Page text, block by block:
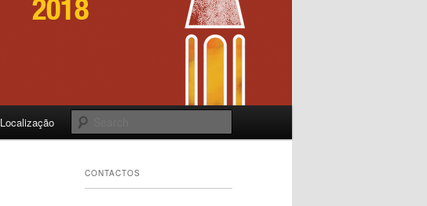
Localização
CONTACTOS